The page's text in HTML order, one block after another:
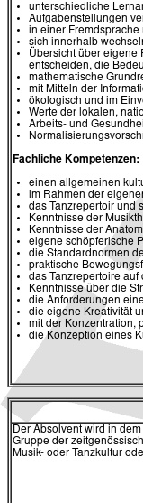
unterschiedliche
Aufgabenstellungen
in einer
sich innerhalb
Übersicht über eigene
entscheiden, die
mathematische
mit Mitteln der
ökologisch und im
Werte der lokalen,
Arbeits- und
Fachliche Kompetenzen:
einen allgemeinen
im Rahmen der
das Tanzrepertoir und
Kenntnisse der
Kenntnisse der
eigene schöpferische
die Standardnormen
praktische
das Tanzrepertoire
Kenntnisse über die
die Anforderungen
die eigene Kreativität
mit der Konzentration,
die Konzeption eines
Der Absolvent wird in
Gruppe der
Musik- oder Tanzkultur